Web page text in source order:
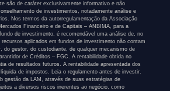
são de caráter exclusivamente informativo e não
de investimentos, notadamente análise e
Nos termos da autorregulamentação da Associação
Financeiro e de Capitais – ANBIMA, para a
de investimento, é recomendável uma análise de, no
aplicados em fundos de investimento não contam
do gestor, do custodiante, de qualquer mecanismo de
de Créditos – FGC. A rentabilidade obtida no
de resultados futuros. A rentabilidade apresentada dos
de impostos. Leia o regulamento antes de investir.
gestão da LAM, através de suas estratégias de
a diversos riscos inerentes ao negócio, como